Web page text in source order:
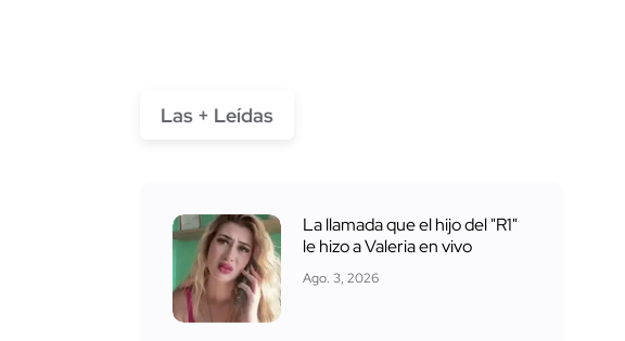
Las + Leídas
La llamada que el hijo del "R1"
le hizo a Valeria en vivo
Ago. 3, 2026